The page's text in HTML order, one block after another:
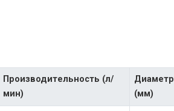
Производительность (л/
мин)
Диаметр
(мм)